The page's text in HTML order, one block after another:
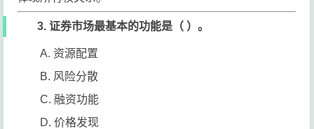
3. 证券市场最基本的功能是（ ）。
A. 资源配置
B. 风险分散
C. 融资功能
D. 价格发现